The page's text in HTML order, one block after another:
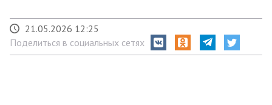
21.05.2026 12:25
Поделиться в социальных сетях